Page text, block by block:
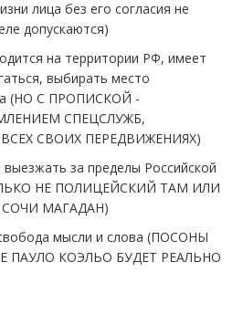
лица без его согласия не
допускаются)
на территории РФ, имеет
выбирать место
(НО С ПРОПИСКОЙ -
СПЕЦСЛУЖБ,
СВОИХ ПЕРЕДВИЖЕНИЯХ)
за пределы Российской
НЕ ПОЛИЦЕЙСКИЙ ТАМ ИЛИ
МАГАДАН)
мысли и слова (ПОСОНЫ
ПАУЛО КОЭЛЬО БУДЕТ РЕАЛЬНО